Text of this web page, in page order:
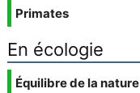
Primates
En écologie
Équilibre de la nature